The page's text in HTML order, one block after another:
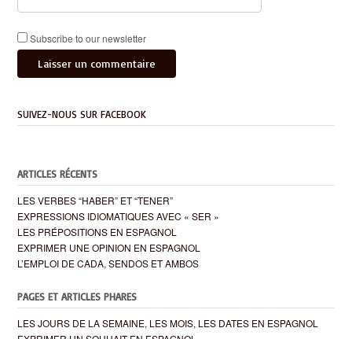
Subscribe to our newsletter
SUIVEZ-NOUS SUR FACEBOOK
ARTICLES RÉCENTS
LES VERBES “HABER” ET “TENER”
EXPRESSIONS IDIOMATIQUES AVEC « SER »
LES PRÉPOSITIONS EN ESPAGNOL
EXPRIMER UNE OPINION EN ESPAGNOL
L’EMPLOI DE CADA, SENDOS ET AMBOS
PAGES ET ARTICLES PHARES
LES JOURS DE LA SEMAINE, LES MOIS, LES DATES EN ESPAGNOL